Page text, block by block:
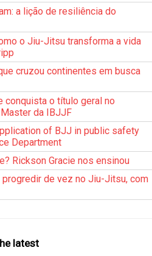
a lição de resiliência do
o Jiu-Jitsu transforma a vida
cruzou continentes em busca
conquista o título geral no
da IBJJF
of BJJ in public safety
Department
Rickson Gracie nos ensinou
de vez no Jiu-Jitsu, com
latest